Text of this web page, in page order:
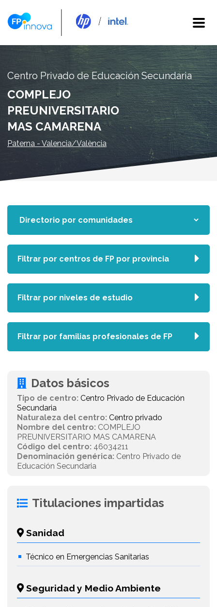
Centro Privado de Educación Secundaria
COMPLEJO
PREUNIVERSITARIO
MAS CAMARENA
Paterna - Valencia/València
Datos básicos
Tipo de centro: Centro Privado de Educación
Secundaria
Naturaleza del centro: Centro privado
Nombre del centro: COMPLEJO
PREUNIVERSITARIO MAS CAMARENA
Código del centro: 46034211
Denominación genérica: Centro Privado de
Educación Secundaria
Titulaciones impartidas
Sanidad
Técnico en Emergencias Sanitarias
Seguridad y Medio Ambiente
Filtrar por centros de FP por provincia
Filtrar por niveles de estudio
Filtrar por familias profesionales de FP